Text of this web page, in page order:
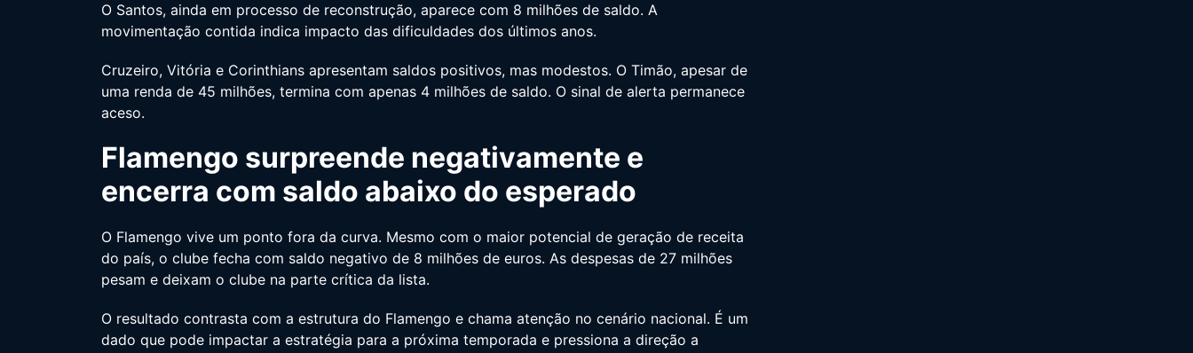
O Santos, ainda em processo de reconstrução, aparece com 8 milhões de saldo. A
movimentação contida indica impacto das dificuldades dos últimos anos.
Cruzeiro, Vitória e Corinthians apresentam saldos positivos, mas modestos. O Timão, apesar de
uma renda de 45 milhões, termina com apenas 4 milhões de saldo. O sinal de alerta permanece
aceso.
Flamengo surpreende negativamente e
encerra com saldo abaixo do esperado
O Flamengo vive um ponto fora da curva. Mesmo com o maior potencial de geração de receita
do país, o clube fecha com saldo negativo de 8 milhões de euros. As despesas de 27 milhões
pesam e deixam o clube na parte crítica da lista.
O resultado contrasta com a estrutura do Flamengo e chama atenção no cenário nacional. É um
dado que pode impactar a estratégia para a próxima temporada e pressiona a direção a